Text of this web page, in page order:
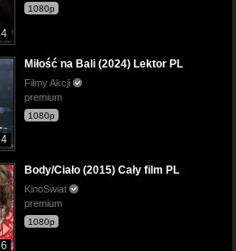
1080p
Miłość na Bali (2024) Lektor PL
Filmy Akcji
premium
1080p
Body/Ciało (2015) Cały film PL
KinoSwiat
premium
1080p